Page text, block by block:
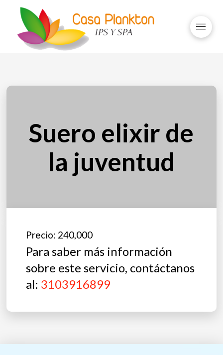
Suero elixir de
la juventud
Precio: 240,000
Para saber más información
sobre este servicio, contáctanos
al: 3103916899